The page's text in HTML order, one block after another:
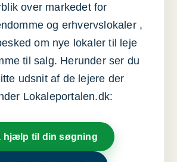
over markedet for
og erhvervslokaler ,
om nye lokaler til leje
til salg. Herunder ser du
udsnit af de lejere der
Lokaleportalen.dk:
hjælp til din søgning